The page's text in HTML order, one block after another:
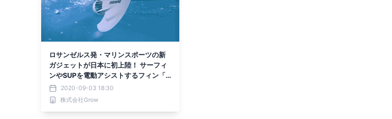
ロサンゼルス発・マリンスポーツの新
ガジェットが日本に初上陸！ サーフィ
ンやSUPを電動アシストするフィン「B
oost Fin（ブーストフィン）」 クラウ
ドファンディングで9月3日より国内販
売開始！
2020-09-03 18:30
株式会社Grow